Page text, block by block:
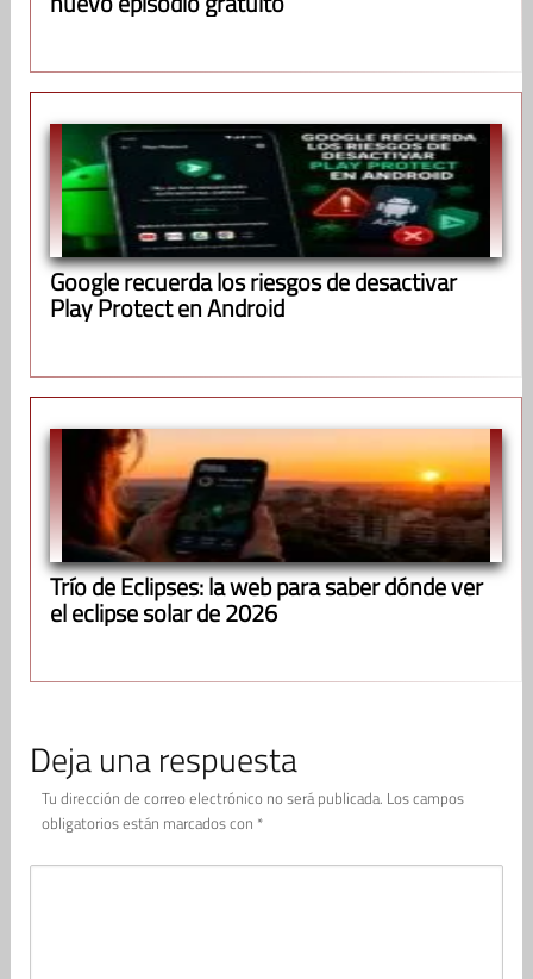
Google recuerda los riesgos de desactivar
Play Protect en Android
Trío de Eclipses: la web para saber dónde ver
el eclipse solar de 2026
Deja una respuesta
Tu dirección de correo electrónico no será publicada. Los campos
obligatorios están marcados con *